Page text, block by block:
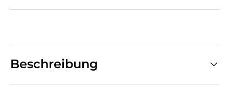
Beschreibung